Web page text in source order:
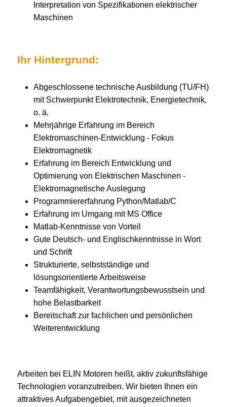
Interpretation von Spezifikationen elektrischer
Maschinen
Ihr Hintergrund:
Abgeschlossene technische Ausbildung (TU/FH)
mit Schwerpunkt Elektrotechnik, Energietechnik,
o. ä.
Mehrjährige Erfahrung im Bereich
Elektromaschinen-Entwicklung - Fokus
Elektromagnetik
Erfahrung im Bereich Entwicklung und
Optimierung von Elektrischen Maschinen -
Elektromagnetische Auslegung
Programmiererfahrung Python/Matlab/C
Erfahrung im Umgang mit MS Office
Matlab-Kenntnisse von Vorteil
Gute Deutsch- und Englischkenntnisse in Wort
und Schrift
Strukturierte, selbstständige und
lösungsorientierte Arbeitsweise
Teamfähigkeit, Verantwortungsbewusstsein und
hohe Belastbarkeit
Bereitschaft zur fachlichen und persönlichen
Weiterentwicklung
Arbeiten bei ELIN Motoren heißt, aktiv zukunftsfähige
Technologien voranzutreiben. Wir bieten Ihnen ein
attraktives Aufgabengebiet, mit ausgezeichneten